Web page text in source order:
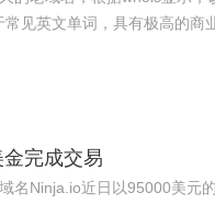
见英文单词，具有极高的
务、支付业务和加密货币整合
完成交易
美元的价格完成交易。 Ninja.io域名注册于